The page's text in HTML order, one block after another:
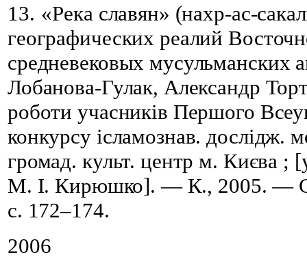
13. «Река славян» (нахр-ас-
географических реалий
средневековых мусульманских
Лобанова-Гулак, Александр
роботи учасників Першого
конкурсу ісламознав. дослідж.
громад. культ. центр м. Києва ; [
М. І. Кирюшко]. — К., 2005. —
с. 172–174.
2006